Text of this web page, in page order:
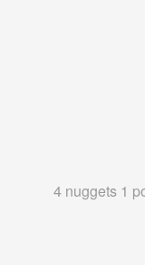
4 nuggets 1